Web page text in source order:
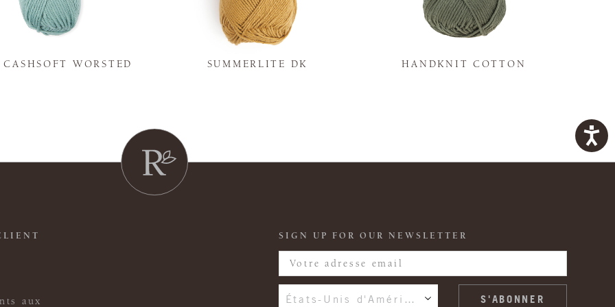
CASHSOFT WORSTED SUMMERLITE DK HANDKNIT COTTON
aux
SIGN UP FOR OUR NEWSLETTER
États-Unis d'Amérique